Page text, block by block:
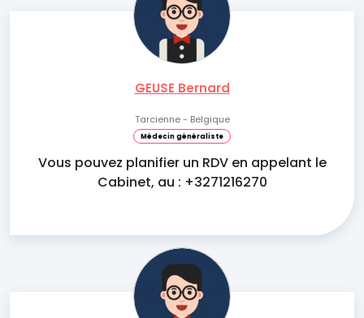
GEUSE Bernard
Tarcienne - Belgique
Médecin généraliste
Vous pouvez planifier un RDV en appelant le
Cabinet, au : +3271216270